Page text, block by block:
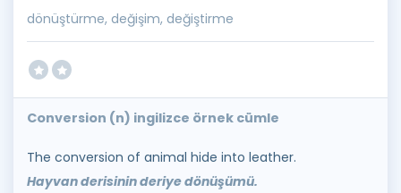
dönüştürme, değişim, değiştirme
Conversion (n) ingilizce örnek cümle
The conversion of animal hide into leather.
Hayvan derisinin deriye dönüşümü.